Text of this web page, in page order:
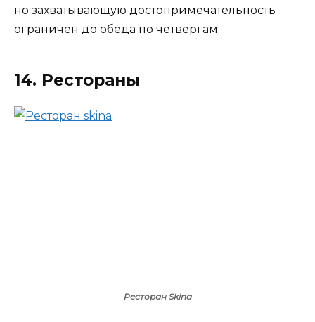
но захватывающую достопримечательность
ограничен до обеда по четвергам.
14. Рестораны
Ресторан Skina